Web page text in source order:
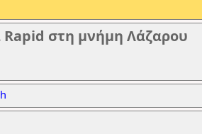
στη μνήμη Λάζαρου